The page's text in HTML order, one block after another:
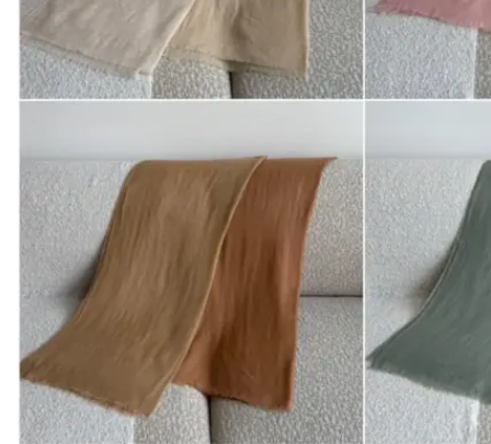
客服資訊
關注我們
選擇語言
Brooklyn Herborium (美國)
C
D
dr.he (新加坡)
Dualsonic (南韓)
E
Ere Perez (澳洲)
ESSE (南非)
évolué (美國)